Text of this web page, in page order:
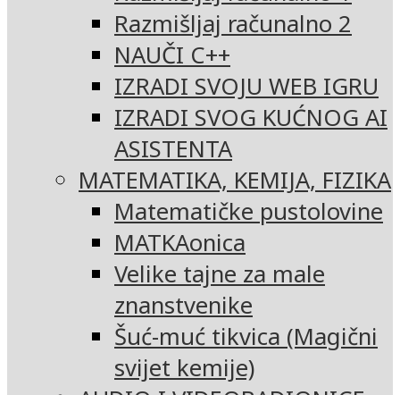
Razmišljaj računalno 2
NAUČI C++
IZRADI SVOJU WEB IGRU
IZRADI SVOG KUĆNOG AI
ASISTENTA
MATEMATIKA, KEMIJA, FIZIKA
Matematičke pustolovine
MATKAonica
Velike tajne za male
znanstvenike
Šuć-muć tikvica (Magični
svijet kemije)